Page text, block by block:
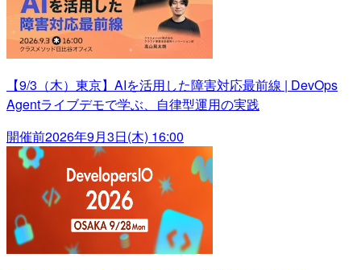
【9/3（木）東京】AIを活用した障害対応最前線 | DevOps
Agentライブデモで学ぶ、自律型運用の実践
開催前2026年9月3日(木) 16:00